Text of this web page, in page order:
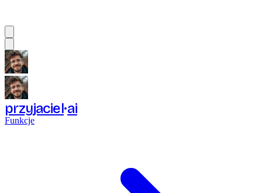
przyjaciel ai
Funkcje